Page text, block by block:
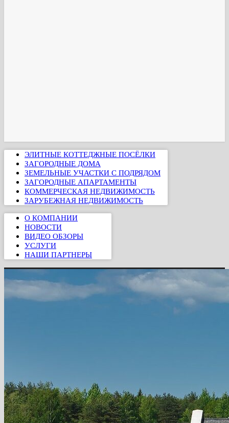
ЭЛИТНЫЕ КОТТЕДЖНЫЕ ПОСЁЛКИ
ЗАГОРОДНЫЕ ДОМА
ЗЕМЕЛЬНЫЕ УЧАСТКИ С ПОДРЯДОМ
ЗАГОРОДНЫЕ АПАРТАМЕНТЫ
КОММЕРЧЕСКАЯ НЕДВИЖИМОСТЬ
ЗАРУБЕЖНАЯ НЕДВИЖИМОСТЬ
О КОМПАНИИ
НОВОСТИ
ВИДЕО ОБЗОРЫ
УСЛУГИ
НАШИ ПАРТНЕРЫ